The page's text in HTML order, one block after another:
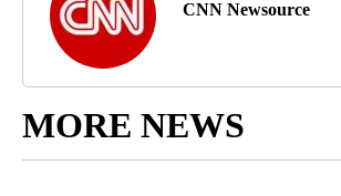
CNN Newsource
MORE NEWS